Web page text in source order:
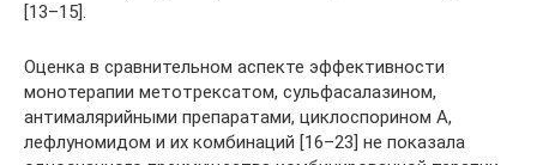
[13–15].
Оценка в сравнительном аспекте эффективности
монотерапии метотрексатом, сульфасалазином,
антималярийными препаратами, циклоспорином А,
лефлуномидом и их комбинаций [16–23] не показала